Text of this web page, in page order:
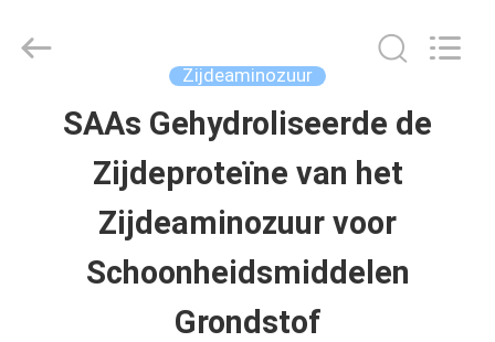
HUIS
PRODUCTEN
VIDEOS
Sichuan
Zijdeaminozuur
SAAs Gehydroliseerde de
Zijdeproteïne van het
Zijdeaminozuur voor
Schoonheidsmiddelen
Grondstof